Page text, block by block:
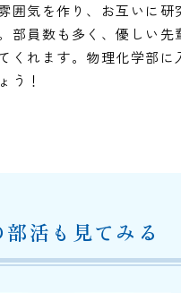
囲気を作り、お互いに研
部員数も多く、優しい先
くれます。物理化学部に
う！
部活も見てみる